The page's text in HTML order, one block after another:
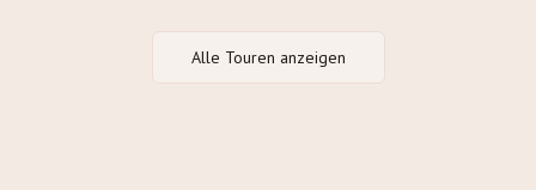
Alle Touren anzeigen